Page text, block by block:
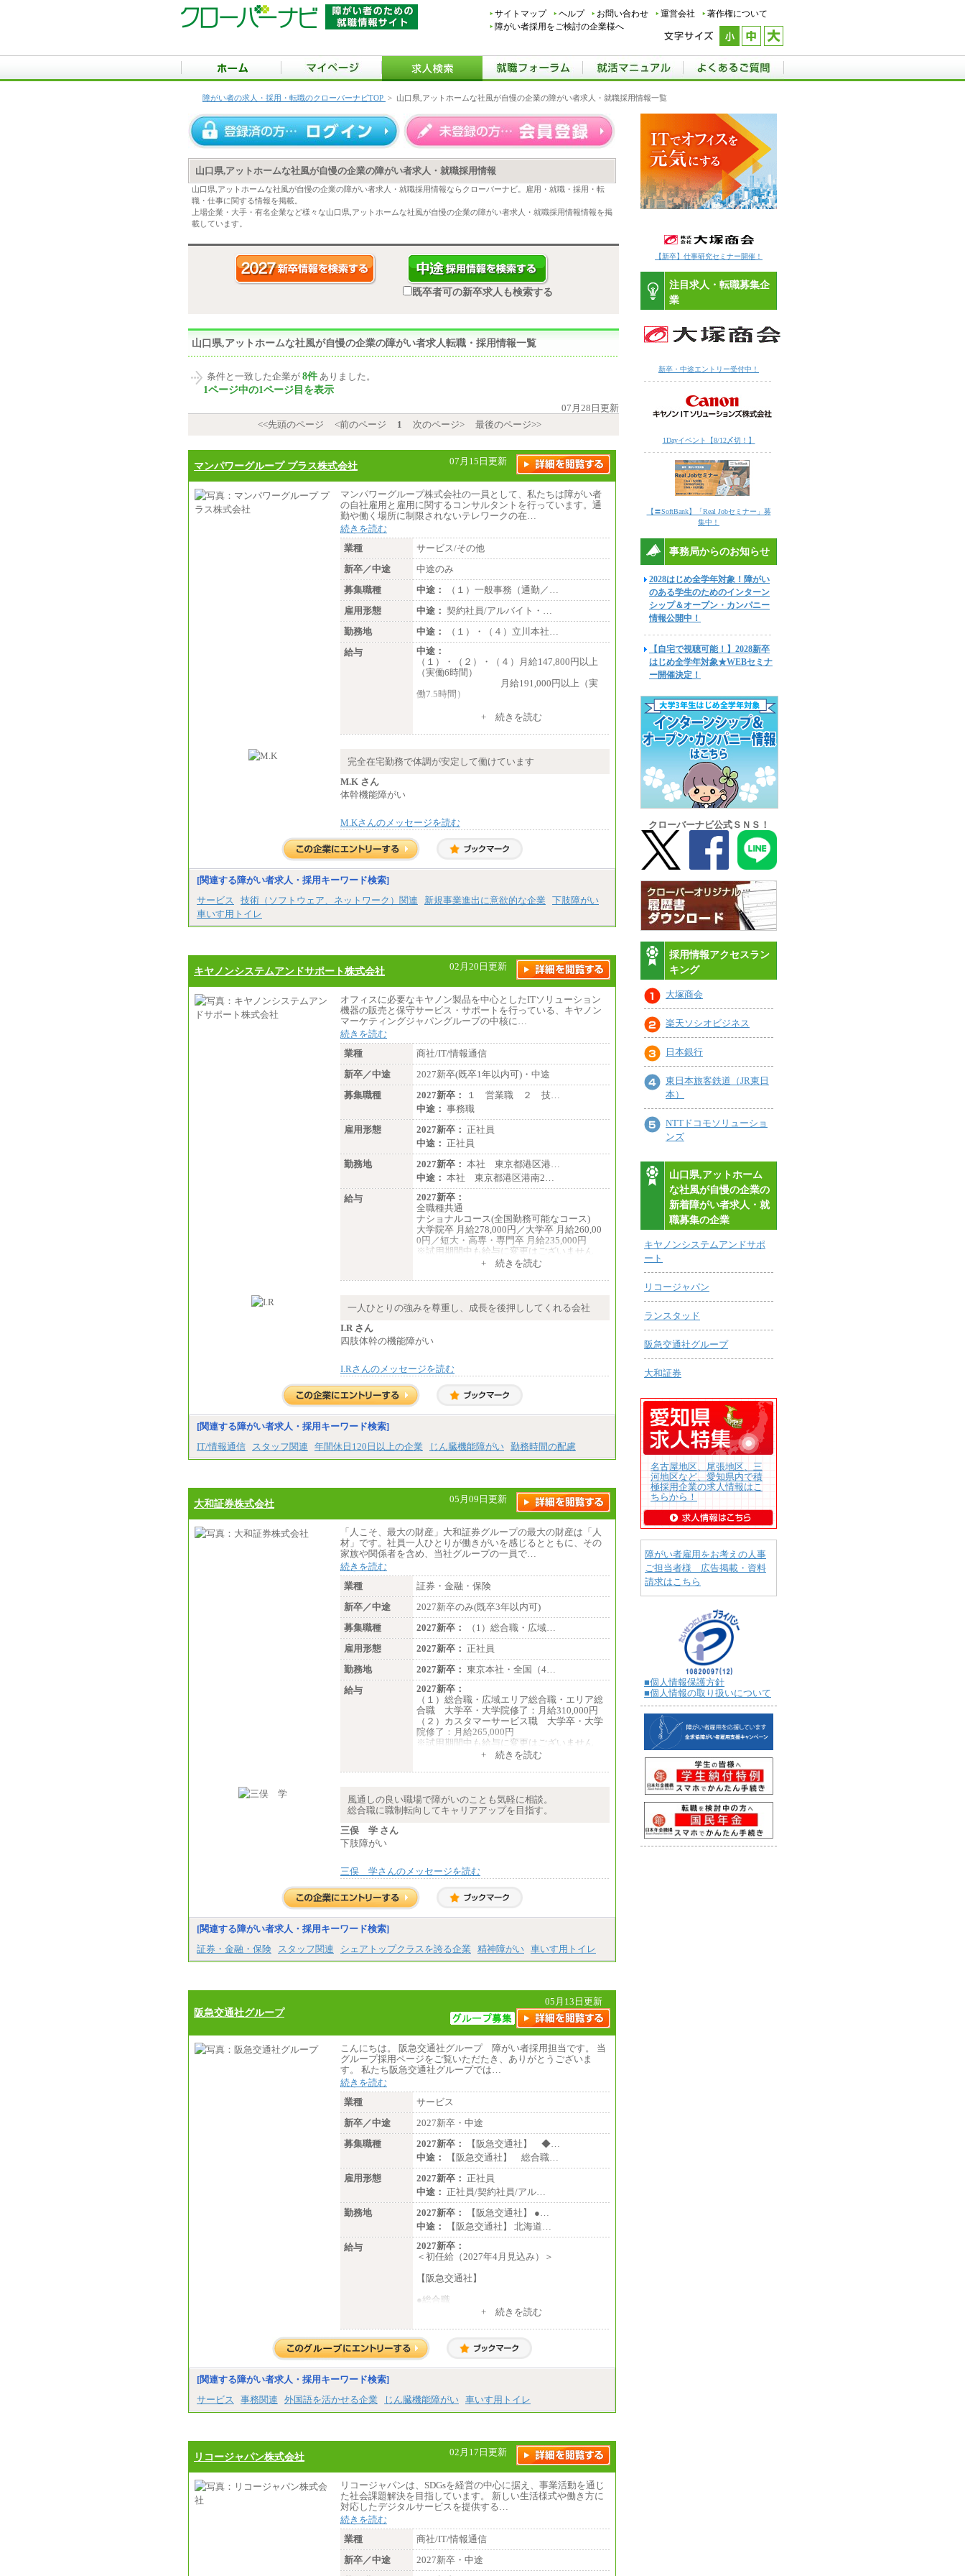
サイトマップ ヘルプ お問い合わせ 運営会社
著作権について
障がい者採用をご検討の企業様へ
障がい者の求人・採用・転職のクローバーナビTOP > 山口県,アットホームな社風が自慢の企業の障がい者求人・就職採用情報一覧
山口県,アットホームな社風が自慢の企業の障がい者求人・就職採用情報
山口県,アットホームな社風が自慢の企業の障がい者求人・就職採用情報ならクローバーナビ。雇用・就職・採用・転
職・仕事に関する情報を掲載。
上場企業・大手・有名企業など様々な山口県,アットホームな社風が自慢の企業の障がい者求人・就職採用情報情報を掲
載しています。
既卒者可の新卒求人も検索する
山口県,アットホームな社風が自慢の企業の障がい者求人転職・採用情報一覧
条件と一致した企業が 8件 ありました。
1ページ中の1ページ目を表示
07月28日更新
<<先頭のページ
<前のページ 1 次のページ> 最後のページ>>
マンパワーグループ プラス株式会社 07月15日更新
マンパワーグループ株式会社の一員として、私たちは障がい者
の自社雇用と雇用に関するコンサルタントを行っています。通
勤や働く場所に制限されないテレワークの在…
続きを読む
業種
サービス/その他
新卒／中途
中途のみ
募集職種
中途：
（１）一般事務（通勤／…
雇用形態
中途： 契約社員/アルバイト・…
勤務地
中途：
（１）・（４）立川本社…
給与
中途：
（１）・（２）・（４）月給147,800円以上
（実働6時間）
月給191,000円以上（実
働7.5時間）
（３）月給191,000円以上（実働7.5時間）
（５）月給147,800円以上（実働6時間）
時給 1,226円（実働4.5時間）
※基本給に加算して以下手当有（いず
※全ての求人において試用期間中も給与に変
更はございません。
+ 続きを読む
完全在宅勤務で体調が安定して働けています
M.K さん
体幹機能障がい
M.Kさんのメッセージを読む
[関連する障がい者求人・採用キーワード検索]
サービス
技術（ソフトウェア、ネットワーク）関連 新規事業進出に意欲的な企業
下肢障がい
車いす用トイレ
キヤノンシステムアンドサポート株式会社 02月20日更新
オフィスに必要なキヤノン製品を中心としたITソリューション
機器の販売と保守サービス・サポートを行っている、キヤノン
マーケティングジャパングループの中核に…
続きを読む
業種
商社/IT/情報通信
新卒／中途
2027新卒(既卒1年以内可)・中途
募集職種
2027新卒：
１ 営業職 ２ 技…
中途： 事務職
雇用形態
2027新卒： 正社員
中途： 正社員
勤務地
2027新卒： 本社 東京都港区港…
中途： 本社 東京都港区港南2…
給与
2027新卒：
全職種共通
ナショナルコース(全国勤務可能なコース)
大学院卒 月給278,000円／大学卒 月給260,00
0円／短大・高専・専門卒 月給235,000円
※試用期間中も給与に変更はございません
エリアコース(一定地域であれば移動可能なコ
ース)
0円／短大・高専・専門卒 月給225,000円
※試用期間中も給与に変更はございません
月給：250,000円～400,000円
想定年収：4,000,000円～6,000,000円
+ 続きを読む
一人ひとりの強みを尊重し、成長を後押ししてくれる会社
I.R さん
四肢体幹の機能障がい
I.Rさんのメッセージを読む
[関連する障がい者求人・採用キーワード検索]
IT/情報通信
スタッフ関連 年間休日120日以上の企業 じん臓機能障がい 勤務時間の配慮
大和証券株式会社 05月09日更新
「人こそ、最大の財産」大和証券グループの最大の財産は「人
材」です。社員一人ひとりが働きがいを感じるとともに、その
家族や関係者を含め、当社グループの一員で…
続きを読む
業種
証券・金融・保険
新卒／中途
2027新卒のみ(既卒3年以内可)
募集職種
2027新卒：
（1）総合職・広域…
雇用形態
2027新卒： 正社員
勤務地
2027新卒： 東京本社・全国（4…
給与
2027新卒：
（１）総合職・広域エリア総合職・エリア総
合職 大学卒・大学院修了：月給310,000円
（２）カスタマーサービス職 大学卒・大学
院修了：月給265,000円
※試用期間中も給与に変更はございません
+ 続きを読む
風通しの良い職場で障がいのことも気軽に相談。
総合職に職制転向してキャリアアップを目指す。
三俣 学 さん
下肢障がい
三俣 学さんのメッセージを読む
[関連する障がい者求人・採用キーワード検索]
証券・金融・保険
スタッフ関連 シェアトップクラスを誇る企業 精神障がい 車いす用トイレ
阪急交通社グループ
05月13日更新
こんにちは。 阪急交通社グループ 障がい者採用担当です。 当
グループ採用ページをご覧いただたき、ありがとうございま
す。 私たち阪急交通社グループでは…
続きを読む
業種
サービス
新卒／中途
2027新卒・中途
募集職種
2027新卒：
【阪急交通社】 ◆…
中途：
【阪急交通社】 総合職…
雇用形態
2027新卒： 正社員
中途： 正社員/契約社員/アル…
勤務地
2027新卒：
【阪急交通社】 ●…
中途：
【阪急交通社】 北海道…
給与
2027新卒：
＜初任給（2027年4月見込み）＞
【阪急交通社】
●総合職
月給250,000円(※1)、247,000円(※2)、242,
000円(※3)、239,000円(※4)、237,000円（※
5）
5）
※3…愛知県、静岡県
※4…北海道、宮城県、栃木県、群馬県、長
野県、新潟県、富山県、石川県、岡山県、広
島県、山口県、香川県、福岡県
※5…青森県、鳥取県、島根県、愛媛県、高
知県、大分県、長崎県、熊本県、宮崎県、鹿
児島県、沖縄県、福島県、山形県
・月給には一律地域手当を含んだ金額を表示
00円、※3…28,000円、※4…25,000円、※
5…23,000円）
・試用期間中も給与変更なし
+ 続きを読む
[関連する障がい者求人・採用キーワード検索]
サービス
事務関連 外国語を活かせる企業 じん臓機能障がい 車いす用トイレ
リコージャパン株式会社 02月17日更新
リコージャパンは、SDGsを経営の中心に据え、事業活動を通じ
た社会課題解決を目指しています。 新しい生活様式や働き方に
対応したデジタルサービスを提供する…
続きを読む
業種
商社/IT/情報通信
新卒／中途
2027新卒・中途
【新卒】仕事研究セミナー開催！
注目求人・転職募集企
業
新卒・中途エントリー受付中！
1Dayイベント【8/12〆切！】
【〓SoftBank】「Real Jobセミナー」募
集中！
事務局からのお知らせ
2028はじめ全学年対象！障がい
のある学生のためのインターン
シップ＆オープン・カンパニー
情報公開中！
【自宅で視聴可能！】2028新卒
はじめ全学年対象★WEBセミナ
ー開催決定！
クローバーナビ公式ＳＮＳ！
採用情報アクセスラン
キング
大塚商会
楽天ソシオビジネス
日本銀行
東日本旅客鉄道（JR東日
本）
NTTドコモソリューショ
ンズ
山口県,アットホーム
な社風が自慢の企業の
新着障がい者求人・就
職募集の企業
キヤノンシステムアンドサポ
ート
リコージャパン
ランスタッド
阪急交通社グループ
大和証券
名古屋地区、尾張地区、三
河地区など、愛知県内で積
極採用企業の求人情報はこ
ちらから！
障がい者雇用をお考えの人事
ご担当者様 広告掲載・資料
請求はこちら
■個人情報保護方針
■個人情報の取り扱いについて